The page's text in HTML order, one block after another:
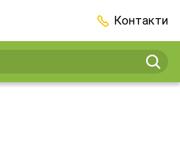
Контакти